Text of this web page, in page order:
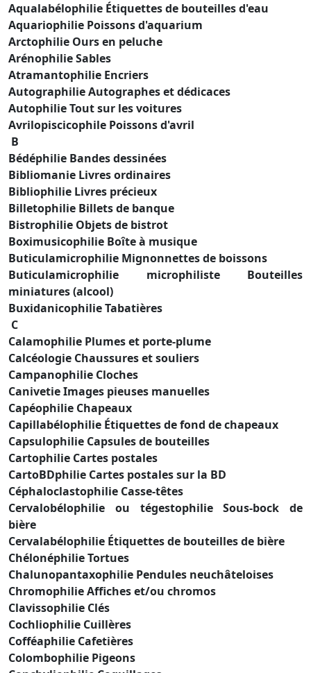
Aqualabélophilie Étiquettes de bouteilles d'eau
Aquariophilie Poissons d'aquarium
Arctophilie Ours en peluche
Arénophilie Sables
Atramantophilie Encriers
Autographilie Autographes et dédicaces
Autophilie Tout sur les voitures
Avrilopiscicophile Poissons d'avril
B
Bédéphilie Bandes dessinées
Bibliomanie Livres ordinaires
Bibliophilie Livres précieux
Billetophilie Billets de banque
Bistrophilie Objets de bistrot
Boximusicophilie Boîte à musique
Buticulamicrophilie Mignonnettes de boissons
Buticulamicrophilie microphiliste Bouteilles
miniatures (alcool)
Buxidanicophilie Tabatières
C
Calamophilie Plumes et porte-plume
Calcéologie Chaussures et souliers
Campanophilie Cloches
Canivetie Images pieuses manuelles
Capéophilie Chapeaux
Capillabélophilie Étiquettes de fond de chapeaux
Capsulophilie Capsules de bouteilles
Cartophilie Cartes postales
CartoBDphilie Cartes postales sur la BD
Céphaloclastophilie Casse-têtes
Cervalobélophilie ou tégestophilie Sous-bock de
bière
Cervalabélophilie Étiquettes de bouteilles de bière
Chélonéphilie Tortues
Chalunopantaxophilie Pendules neuchâteloises
Chromophilie Affiches et/ou chromos
Clavissophilie Clés
Cochliophilie Cuillères
Cofféaphilie Cafetières
Colombophilie Pigeons